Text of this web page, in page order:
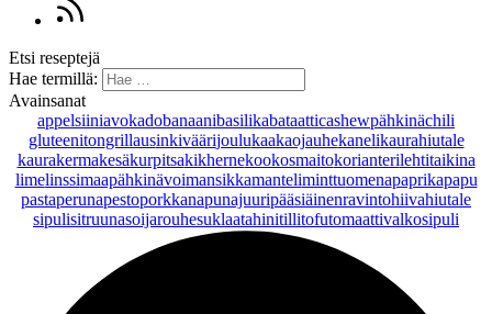
Etsi reseptejä
Hae termillä:
Avainsanat
appelsiiniavokadobanaanibasilikabataatticashewpähkinächili
gluteenitongrillausinkiväärijoulukaakaojauhekanelikaurahiutale
kaurakermakesäkurpitsakikhernekookosmaitokorianterilehtitaikina
limelinssimaapähkinävoimansikkamanteliminttuomenapaprikapapu
pastaperunapestoporkkanapunajuuripääsiäinenravintohiivahiutale
sipulisitruunasoijarouhesuklaatahinitillitofutomaattivalkosipuli